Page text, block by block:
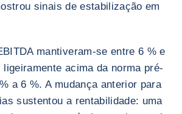
sinais de estabilização em
mantiveram-se entre 6 % e
acima da norma pré-
a 6 %. A mudança anterior para
sustentou a rentabilidade: uma